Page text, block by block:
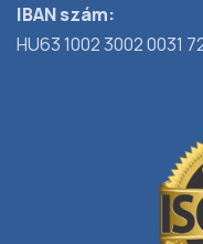
IBAN szám:
HU63 1002 3002 0031